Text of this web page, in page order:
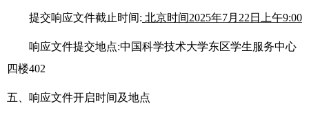
提交响应文件截止时间: 北京时间2025年7月 22 日 上午9:00
响应文件提交地点:中国科学技术大学东区学生服务中心
四楼402
五、响应文件开启时间及地点